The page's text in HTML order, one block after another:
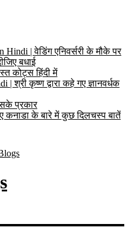
| वेडिंग एनिवर्सरी के मौके पर
बधाई
कोट्स हिंदी में
श्री कृष्ण द्वारा कहे गए ज्ञानवर्धक
प्रकार
कनाडा के बारे में कुछ दिलचस्प बातें